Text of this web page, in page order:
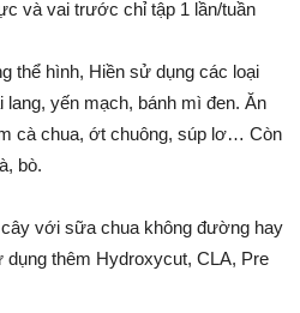
và vai trước chỉ tập 1 lần/tuần
thể hình, Hiền sử dụng các loại
yến mạch, bánh mì đen. Ăn
cà chua, ớt chuông, súp lơ… Còn
bò.
với sữa chua không đường hay
dụng thêm Hydroxycut, CLA, Pre